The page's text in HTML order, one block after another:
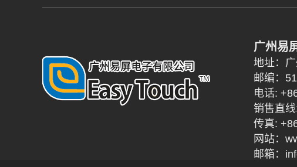
广州易
地址：
邮编：
电话:
销售直
传真:
网站：
邮箱：